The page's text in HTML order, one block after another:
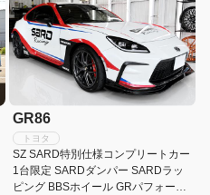
GR86
トヨタ
SZ SARD特別仕様コンプリートカー
1台限定 SARDダンパー SARDラッ
ピング BBSホイール GRパフォーマ